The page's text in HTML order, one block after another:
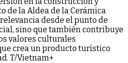
de la Aldea de la Cerámica
desde el punto de
sino que también contribuye
valores culturales
crea un producto turístico
T/Vietnam+